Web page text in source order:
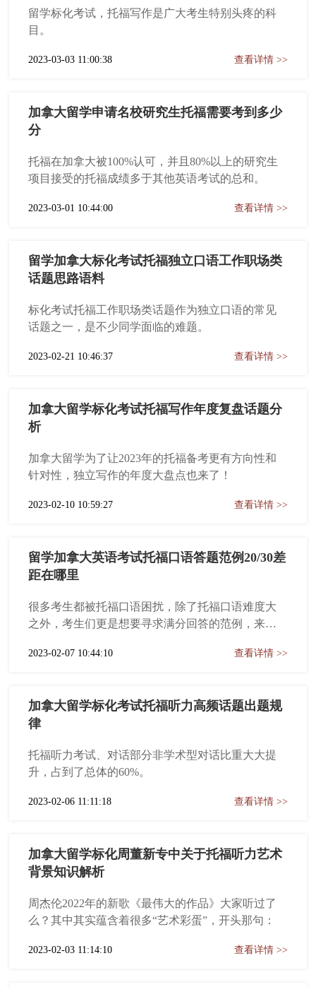
留学标化考试，托福写作是广大考生特别头疼的科
目。
2023-03-03 11:00:38 查看详情 >>
加拿大留学申请名校研究生托福需要考到多少
分
托福在加拿大被100%认可，并且80%以上的研究生
项目接受的托福成绩多于其他英语考试的总和。
2023-03-01 10:44:00 查看详情 >>
留学加拿大标化考试托福独立口语工作职场类
话题思路语料
标化考试托福工作职场类话题作为独立口语的常见
话题之一，是不少同学面临的难题。
2023-02-21 10:46:37 查看详情 >>
加拿大留学标化考试托福写作年度复盘话题分
析
加拿大留学为了让2023年的托福备考更有方向性和
针对性，独立写作的年度大盘点也来了！
2023-02-10 10:59:27 查看详情 >>
留学加拿大英语考试托福口语答题范例20/30差
距在哪里
很多考生都被托福口语困扰，除了托福口语难度大
之外，考生们更是想要寻求满分回答的范例，来提
2023-02-07 10:44:10 查看详情 >>
加拿大留学标化考试托福听力高频话题出题规
律
托福听力考试、对话部分非学术型对话比重大大提
升，占到了总体的60%。
2023-02-06 11:11:18 查看详情 >>
加拿大留学标化周董新专中关于托福听力艺术
背景知识解析
周杰伦2022年的新歌《最伟大的作品》大家听过了
么？其中其实蕴含着很多“艺术彩蛋”，开头那句：
2023-02-03 11:14:10 查看详情 >>